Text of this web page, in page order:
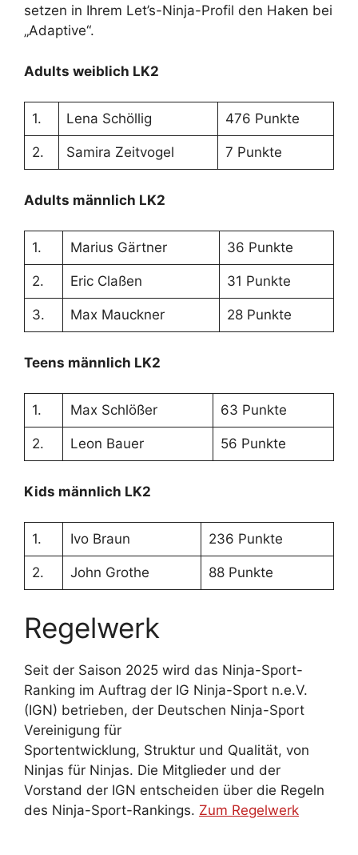
setzen in Ihrem Let’s-Ninja-Profil den Haken bei
„Adaptive“.
Adults weiblich LK2
1. Lena Schöllig 476 Punkte
2. Samira Zeitvogel 7 Punkte
Adults männlich LK2
1. Marius Gärtner 36 Punkte
2. Eric Claßen 31 Punkte
3. Max Mauckner 28 Punkte
Teens männlich LK2
1. Max Schlößer 63 Punkte
2. Leon Bauer 56 Punkte
Kids männlich LK2
1. Ivo Braun 236 Punkte
2. John Grothe 88 Punkte
Regelwerk
Seit der Saison 2025 wird das Ninja-Sport-
Ranking im Auftrag der IG Ninja-Sport n.e.V.
(IGN) betrieben, der Deutschen Ninja-Sport
Vereinigung für
Sportentwicklung, Struktur und Qualität, von
Ninjas für Ninjas. Die Mitglieder und der
Vorstand der IGN entscheiden über die Regeln
des Ninja-Sport-Rankings. Zum Regelwerk